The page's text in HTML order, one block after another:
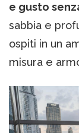
e gusto
sabbia e
ospiti in un
misura e